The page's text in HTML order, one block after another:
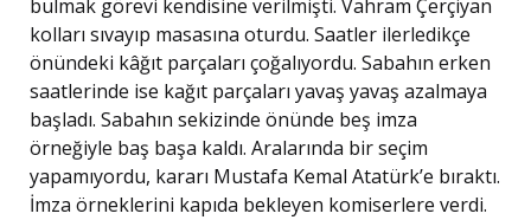
bulmak görevi kendisine verilmişti. Vahram Çerçiyan
kolları sıvayıp masasına oturdu. Saatler ilerledikçe
önündeki kâğıt parçaları çoğalıyordu. Sabahın erken
saatlerinde ise kağıt parçaları yavaş yavaş azalmaya
başladı. Sabahın sekizinde önünde beş imza
örneğiyle baş başa kaldı. Aralarında bir seçim
yapamıyordu, kararı Mustafa Kemal Atatürk’e bıraktı.
İmza örneklerini kapıda bekleyen komiserlere verdi.